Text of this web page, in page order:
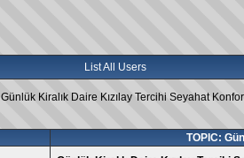
List All Users
Günlük Kiralık Daire Kızılay Tercihi Seyahat
TOPIC: